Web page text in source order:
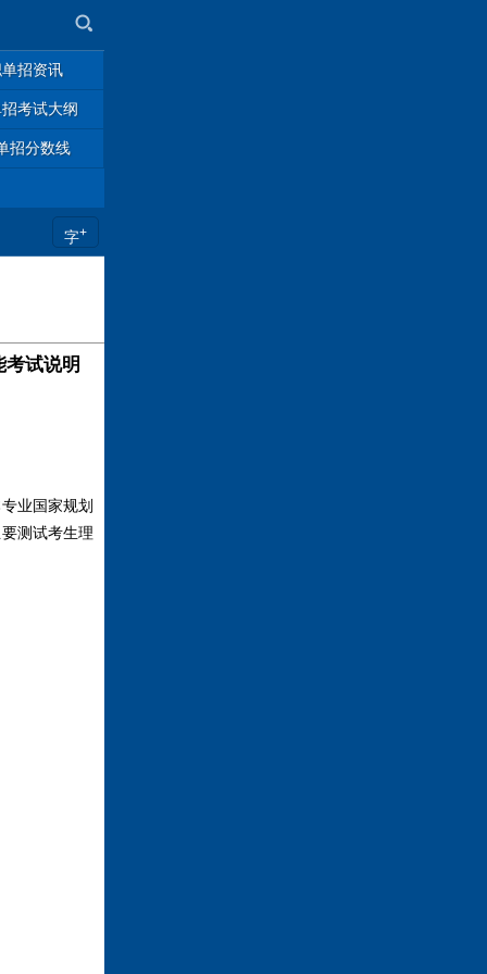
招资讯
考试大纲
招分数线
字+
试说明
业国家规划
测试考生理